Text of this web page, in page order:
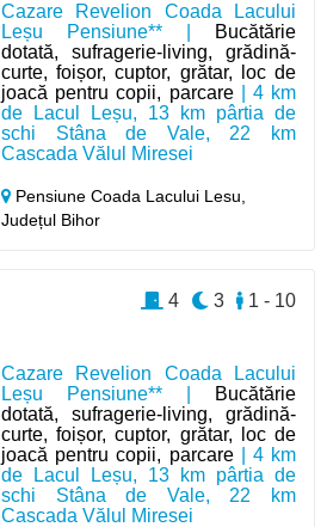
Cazare Revelion Coada Lacului
Leșu Pensiune** |
Bucătărie
dotată, sufragerie-living, grădină-
curte, foișor, cuptor, grătar, loc de
joacă pentru copii, parcare| 4 km
de Lacul Leșu, 13 km pârtia de
schi Stâna de Vale, 22 km
Cascada Vălul Miresei
Pensiune Coada Lacului Lesu,
Județul Bihor
Cazare Revelion Coada Lacului
Leșu Pensiune** |
Bucătărie
dotată, sufragerie-living, grădină-
curte, foișor, cuptor, grătar, loc de
joacă pentru copii, parcare| 4 km
de Lacul Leșu, 13 km pârtia de
schi Stâna de Vale, 22 km
Cascada Vălul Miresei
1 - 10
3
4